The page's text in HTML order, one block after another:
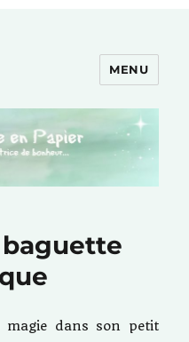
MENU
baguette
dans son petit